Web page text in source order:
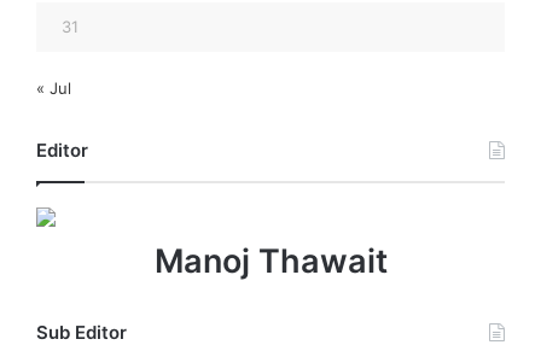
31
« Jul
Editor
Manoj Thawait
Sub Editor